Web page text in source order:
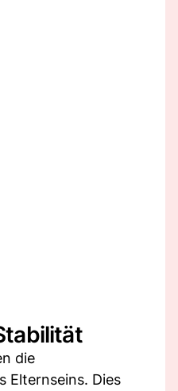
die
Elternseins. Dies